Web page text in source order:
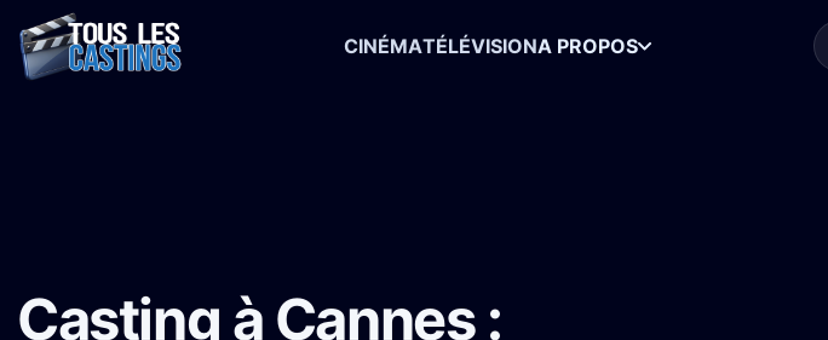
CINÉMATÉLÉVISIONA PROPOS
Casting à Cannes :